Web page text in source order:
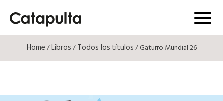
Menú
Home/Libros/Todos los títulos/ Gaturro Mundial 26